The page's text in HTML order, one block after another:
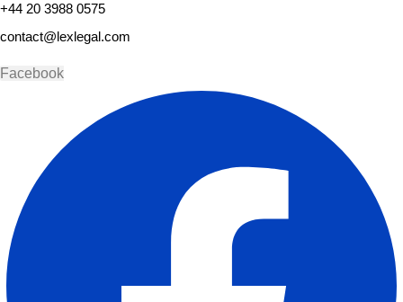
+44 20 3988 0575
contact@lexlegal.com
Facebook